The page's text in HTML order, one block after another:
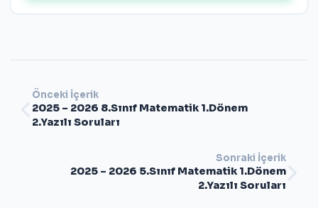
Önceki İçerik
2025 – 2026 8.Sınıf Matematik 1.Dönem
2.Yazılı Soruları
Sonraki İçerik
2025 – 2026 5.Sınıf Matematik 1.Dönem
2.Yazılı Soruları